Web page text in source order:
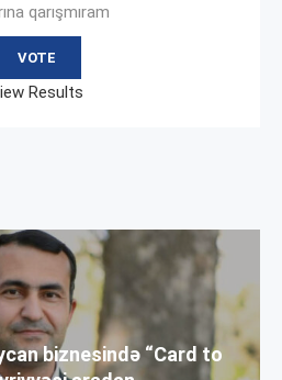
qarışmıram
Results
biznesində “Card to